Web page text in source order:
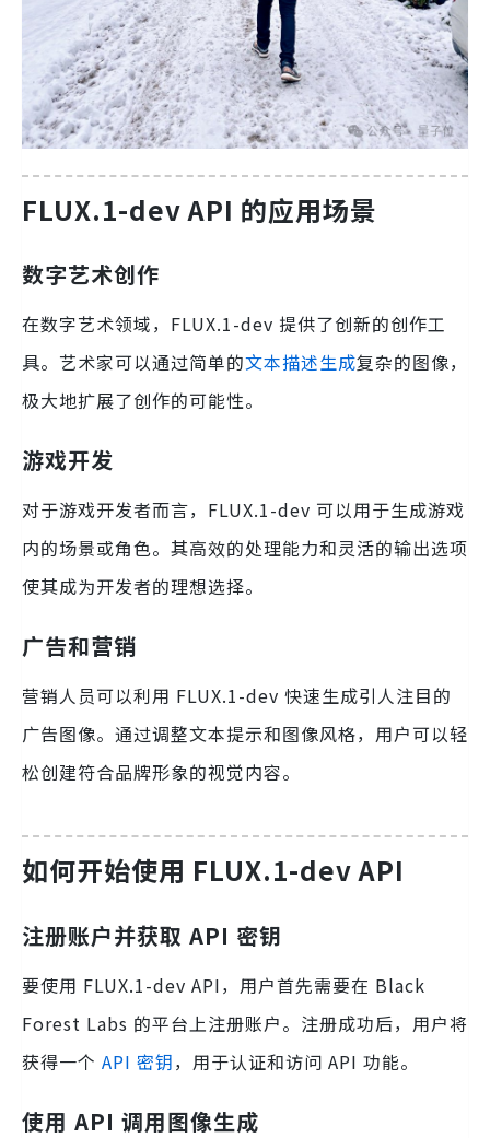
FLUX.1-dev API 的应用场景
数字艺术创作
在数字艺术领域，FLUX.1-dev 提供了创新的创作工
具。艺术家可以通过简单的文本描述生成复杂的图像，
极大地扩展了创作的可能性。
游戏开发
对于游戏开发者而言，FLUX.1-dev 可以用于生成游戏
内的场景或角色。其高效的处理能力和灵活的输出选项
使其成为开发者的理想选择。
广告和营销
营销人员可以利用 FLUX.1-dev 快速生成引人注目的
广告图像。通过调整文本提示和图像风格，用户可以轻
松创建符合品牌形象的视觉内容。
如何开始使用 FLUX.1-dev API
注册账户并获取 API 密钥
要使用 FLUX.1-dev API，用户首先需要在 Black
Forest Labs 的平台上注册账户。注册成功后，用户将
获得一个 API 密钥，用于认证和访问 API 功能。
使用 API 调用图像生成